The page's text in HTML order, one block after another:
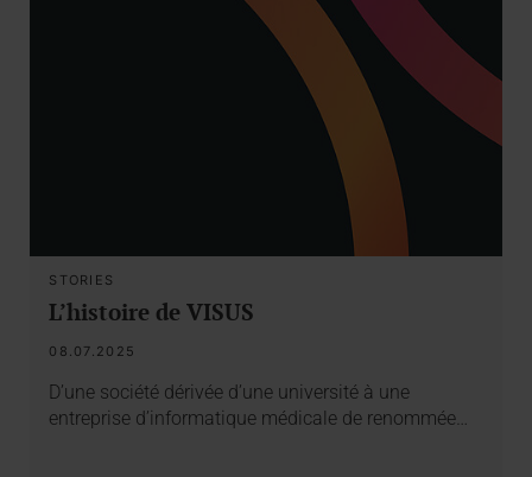
STORIES
L’histoire de VISUS
08.07.2025
D’une société dérivée d’une université à une
entreprise d’informatique médicale de renommée…